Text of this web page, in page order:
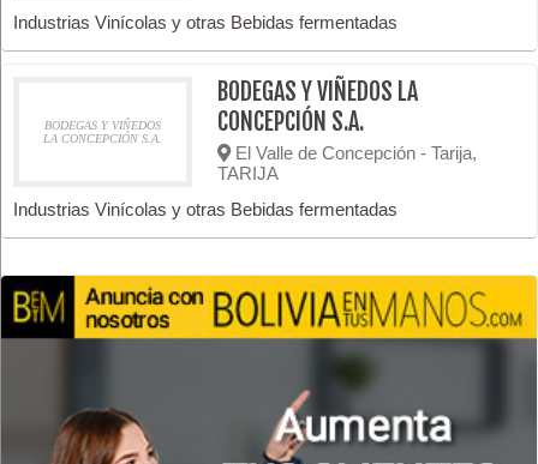
Industrias Vinícolas y otras Bebidas fermentadas
BODEGAS Y VIÑEDOS
LA CONCEPCIÓN S.A.
BODEGAS Y VIÑEDOS LA
CONCEPCIÓN S.A.
El Valle de Concepción - Tarija,
TARIJA
Industrias Vinícolas y otras Bebidas fermentadas